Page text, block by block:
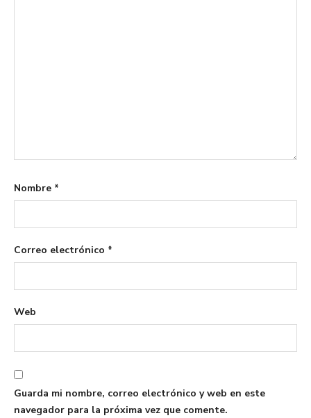
Nombre *
Correo electrónico *
Web
Guarda mi nombre, correo electrónico y web en este
navegador para la próxima vez que comente.